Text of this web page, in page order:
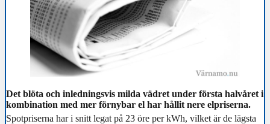
Det blöta och inledningsvis milda vädret under första halvåret i
kombination med mer förnybar el har hållit nere elpriserna.
Spotpriserna har i snitt legat på 23 öre per kWh, vilket är de lägsta